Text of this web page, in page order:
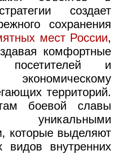
создает
сохранения
мест России,
комфортные
и
территорий.
боевой славы
которые выделяют
видов внутренних